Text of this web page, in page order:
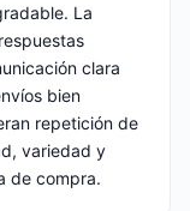
La
clara
bien
repetición de
variedad y
de compra.